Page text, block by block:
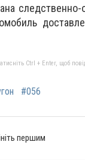
Ctrl + Enter, щоб
#056
першим